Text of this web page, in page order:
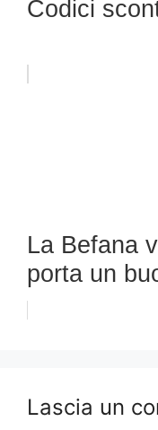
Codici
La Befana
porta un
Lascia un